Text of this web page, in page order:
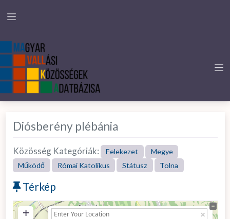
Diósberény plébánia
Közösség Kategóriák: Felekezet
Megye
Működő
Római Katolikus Státusz Tolna
Térkép
+